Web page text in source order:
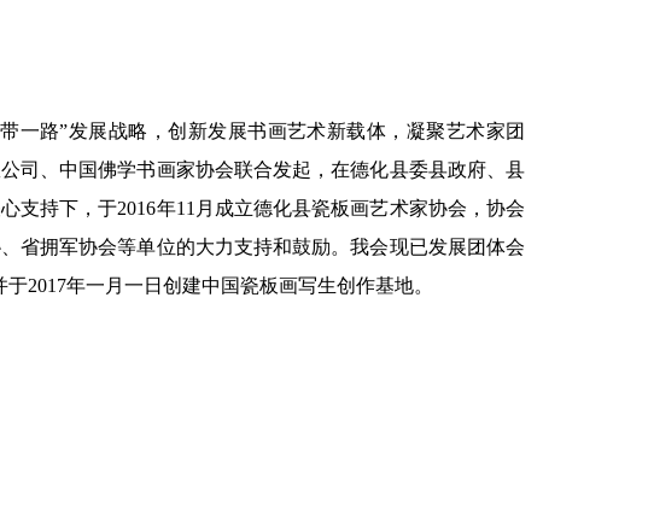
一路”发展战略，创新发展书画艺术新载体，凝聚艺术家团
司、中国佛学书画家协会联合发起，在德化县委县政府、县
支持下，于2016年11月成立德化县瓷板画艺术家协会，协会
省拥军协会等单位的大力支持和鼓励。我会现已发展团体会
2017年一月一日创建中国瓷板画写生创作基地。